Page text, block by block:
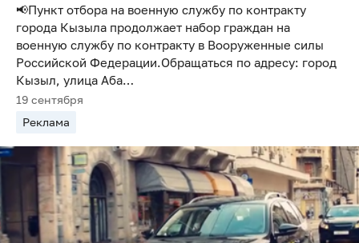
📢Пункт отбора на военную службу по контракту
города Кызыла продолжает набор граждан на
военную службу по контракту в Вооруженные силы
Российской Федерации.Обращаться по адресу: город
Кызыл, улица Аба…
19 сентября
Реклама